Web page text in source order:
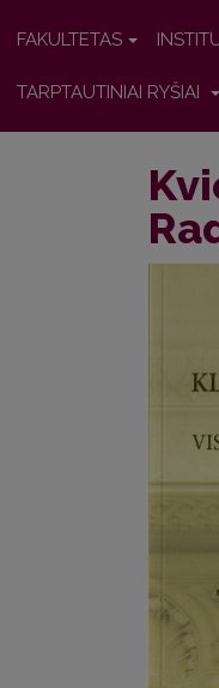
FAKULTETAS
TARPTAUTINIAI RYŠIAI